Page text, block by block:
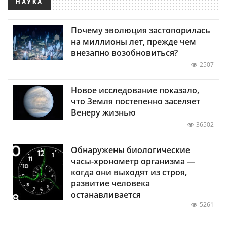
Почему эволюция застопорилась
на миллионы лет, прежде чем
внезапно возобновиться?
2507
Новое исследование показало,
что Земля постепенно заселяет
Венеру жизнью
36502
Обнаружены биологические
часы-хронометр организма —
когда они выходят из строя,
развитие человека
останавливается
5261